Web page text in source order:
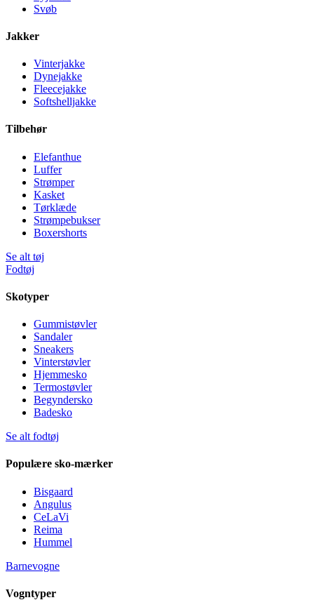
Svøb
Jakker
Vinterjakke
Dynejakke
Fleecejakke
Softshelljakke
Tilbehør
Elefanthue
Luffer
Strømper
Kasket
Tørklæde
Strømpebukser
Boxershorts
Se alt tøj
Fodtøj
Skotyper
Gummistøvler
Sandaler
Sneakers
Vinterstøvler
Hjemmesko
Termostøvler
Begyndersko
Badesko
Se alt fodtøj
Populære sko-mærker
Bisgaard
Angulus
CeLaVi
Reima
Hummel
Barnevogne
Vogntyper